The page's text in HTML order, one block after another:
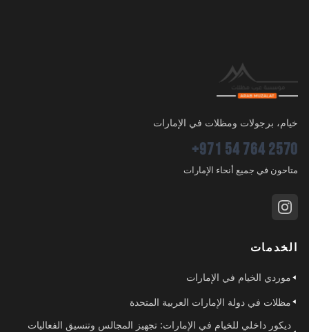
خيام، برجولات ومظلات في الإمارات
+971 54 764 2570
متاحون في جميع أنحاء الإمارات
الخدمات
موردي الخيام في الإمارات
مظلات في دولة الإمارات العربية المتحدة
ديكور داخلي للخيام في الإمارات: تجهيز المجالس وتنسيق الفعاليات